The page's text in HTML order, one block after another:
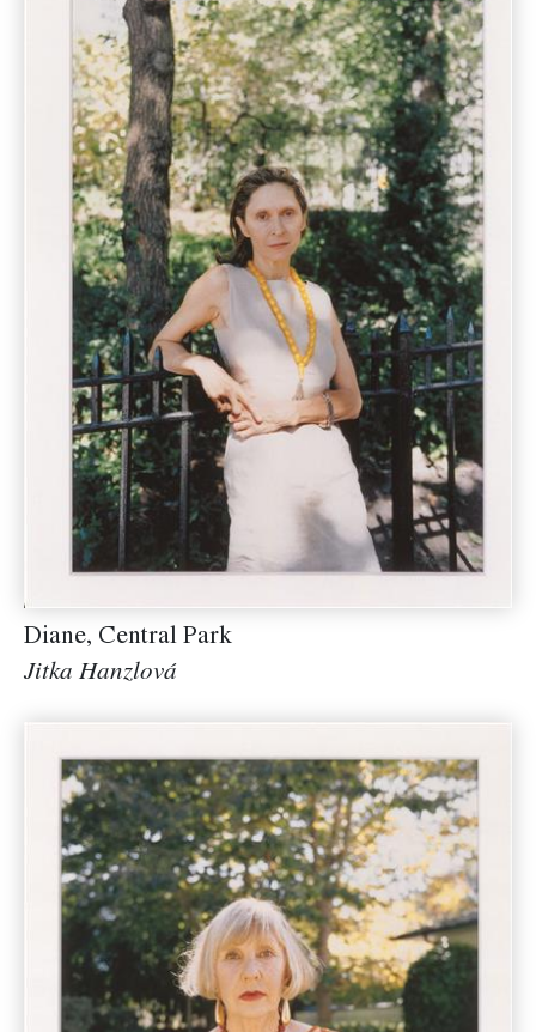
Diane, Central Park
Jitka Hanzlová